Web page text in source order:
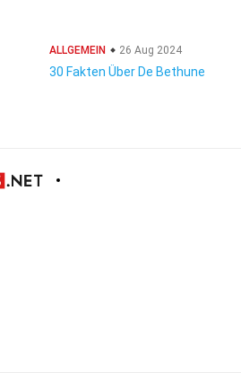
ALLGEMEIN 26 Aug 2024
30 Fakten Über De Bethune